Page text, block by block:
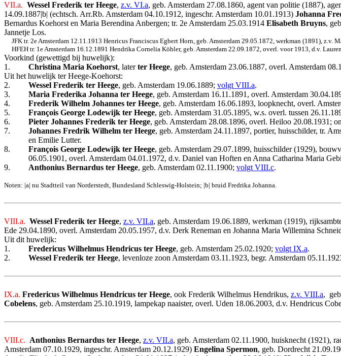
VII.a. Wessel Frederik ter Heege, z.v. VI.a, geb. Amsterdam 27.08.1860, agent van politie (1887),
14.09.1887|b| (echtsch. Arr.Rb. Amsterdam 04.10.1912, ingeschr. Amsterdam 10.01.1913) Johanna
Bernardus Koehorst en Maria Berendina Anbergen; tr. 2e Amsterdam 25.03.1914 Elisabeth Bruyns,
Jannetje Los.
JFK tr. 2e Amsterdam 12.11.1913 Henricus Franciscus Egbert Horn, geb. Amsterdam 29.05.1872, werkman (1891), z.v.
HFEH tr. 1e Amsterdam 16.12.1891 Hendrika Cornelia Köhler, geb. Amsterdam 22.09.1872, overl. voor 1913, d.v.
Voorkind (gewettigd bij huwelijk):
1.
Christina Maria Koehorst, laterter Heege, geb. Amsterdam 23.06.1887, overl. Amsterdam
Uit het huwelijk ter Heege-Koehorst:
2.
Wessel Frederik ter Heege, geb. Amsterdam 19.06.1889; volgt VIII.a.
3.
Maria Frederika Johanna ter Heege, geb. Amsterdam 16.11.1891, overl. Amsterdam
4.
Frederik Wilhelm Johannes ter Heege, geb. Amsterdam 16.06.1893, loopknecht, overl.
5.
François George Lodewijk ter Heege, geb. Amsterdam 31.05.1895, w.s. overl. tussen
6.
Pieter Johannes Frederik ter Heege, geb. Amsterdam 28.08.1896, overl. Heiloo 20.08.1931;
7.
Johannes Fredrik Wilhelm ter Heege, geb. Amsterdam 24.11.1897, portier, huisschilder, tr.
en Emilie Lutter.
8.
François George Lodewijk ter Heege, geb. Amsterdam 29.07.1899, huisschilder (1929),
06.05.1901, overl. Amsterdam 04.01.1972, d.v. Daniel van Hoften en Anna Catharina Maria
9.
Anthonius Bernardus ter Heege, geb. Amsterdam 02.11.1900; volgt VIII.c.
Noten: |a| nu Stadtteil van Norderstedt, Bundesland Schleswig-Holstein; |b| bruid Fredrika Johanna.
VIII.a. Wessel Frederik ter Heege, z.v. VII.a, geb. Amsterdam 19.06.1889, werkman (1919),
Ede 29.04.1890, overl. Amsterdam 20.05.1957, d.v. Derk Reneman en Johanna Maria Willemina
Uit dit huwelijk:
1.
Fredericus Wilhelmus Hendricus ter Heege, geb. Amsterdam 25.02.1920; volgt IX.a.
2.
Wessel Frederik ter Heege, levenloze zoon Amsterdam 03.11.1923, begr. Amsterdam
IX.a. Fredericus Wilhelmus Hendricus ter Heege, ook Frederik Wilhelmus Hendrikus, z.v. VIII.a,
Cobelens, geb. Amsterdam 25.10.1919, lampekap naaister, overl. Uden 18.06.2003, d.v. Hendricus
VIII.c. Anthonius Bernardus ter Heege, z.v. VII.a, geb. Amsterdam 02.11.1900, huisknecht (1921),
Amsterdam 07.10.1929, ingeschr. Amsterdam 20.12.1929) Engelina Spermon, geb. Dordrecht